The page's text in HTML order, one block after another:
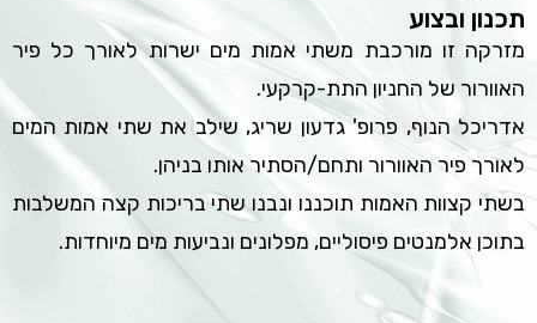
תכנון ובצוע
מזרקה זו מורכבת משתי אמות מים ישרות לאורך כל פיר
האוורור של החניון התת-קרקעי.
אדריכל הנוף, פרופ' גדעון שריג, שילב את שתי אמות המים
לאורך פיר האוורור ותחם/הסתיר אותו בניהן.
בשתי קצוות האמות תוכננו ונבנו שתי בריכות קצה המשלבות
בתוכן אלמנטים פיסוליים, מפלונים ונביעות מים מיוחדות.